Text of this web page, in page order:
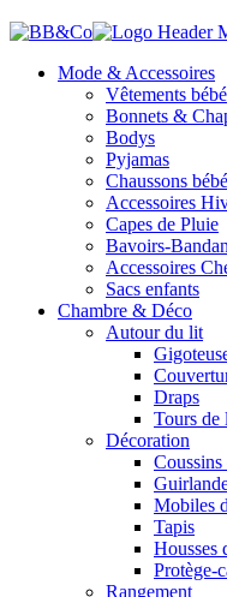
Mode & Accessoires
Vêtements bébé
Bonnets &
Bodys
Pyjamas
Chaussons bébé
Accessoires
Capes de Pluie
Bavoirs-
Accessoires
Sacs enfants
Chambre & Déco
Autour du lit
Draps
Tours de
Décoration
Coussins
Mobiles
Tapis
Housses
Protège-
Rangement